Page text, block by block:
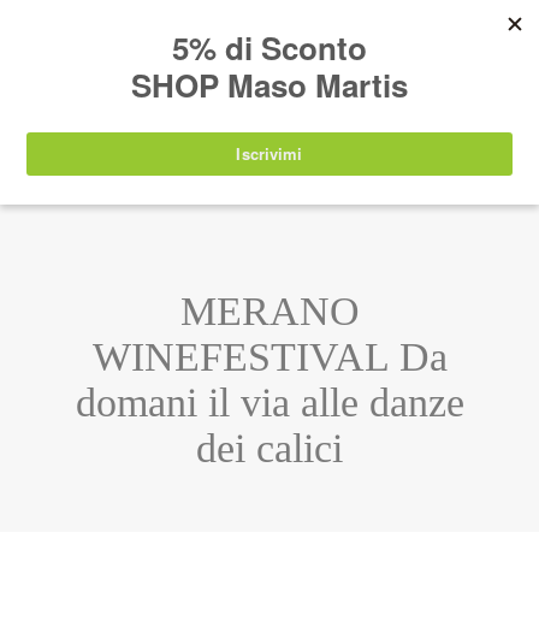
IT EN DE SHOP
MERANO
WINEFESTIVAL Da
domani il via alle danze
dei calici
nuovamente disponibili a partire da
agosto 2026.